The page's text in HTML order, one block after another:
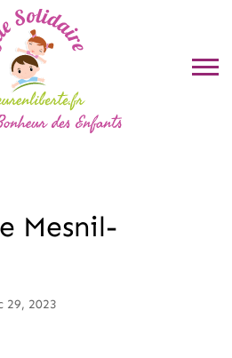
Mesnil-
29, 2023